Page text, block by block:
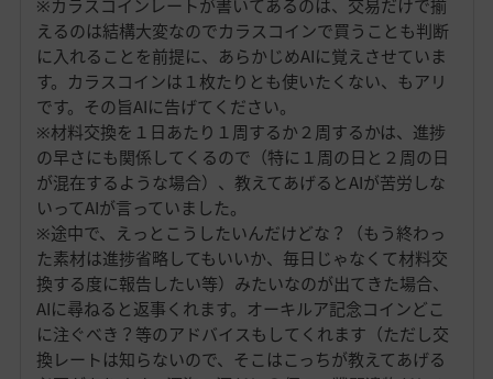
※カラスコインレートが書いてあるのは、交易だけで揃
えるのは結構大変なのでカラスコインで買うことも判断
に入れることを前提に、あらかじめAIに覚えさせていま
す。カラスコインは１枚たりとも使いたくない、もアリ
です。その旨AIに告げてください。
※材料交換を１日あたり１周するか２周するかは、進捗
の早さにも関係してくるので（特に１周の日と２周の日
が混在するような場合）、教えてあげるとAIが苦労しな
いってAIが言っていました。
※途中で、えっとこうしたいんだけどな？（もう終わっ
た素材は進捗省略してもいいか、毎日じゃなくて材料交
換する度に報告したい等）みたいなのが出てきた場合、
AIに尋ねると返事くれます。オーキルア記念コインどこ
に注ぐべき？等のアドバイスもしてくれます（ただし交
換レートは知らないので、そこはこっちが教えてあげる